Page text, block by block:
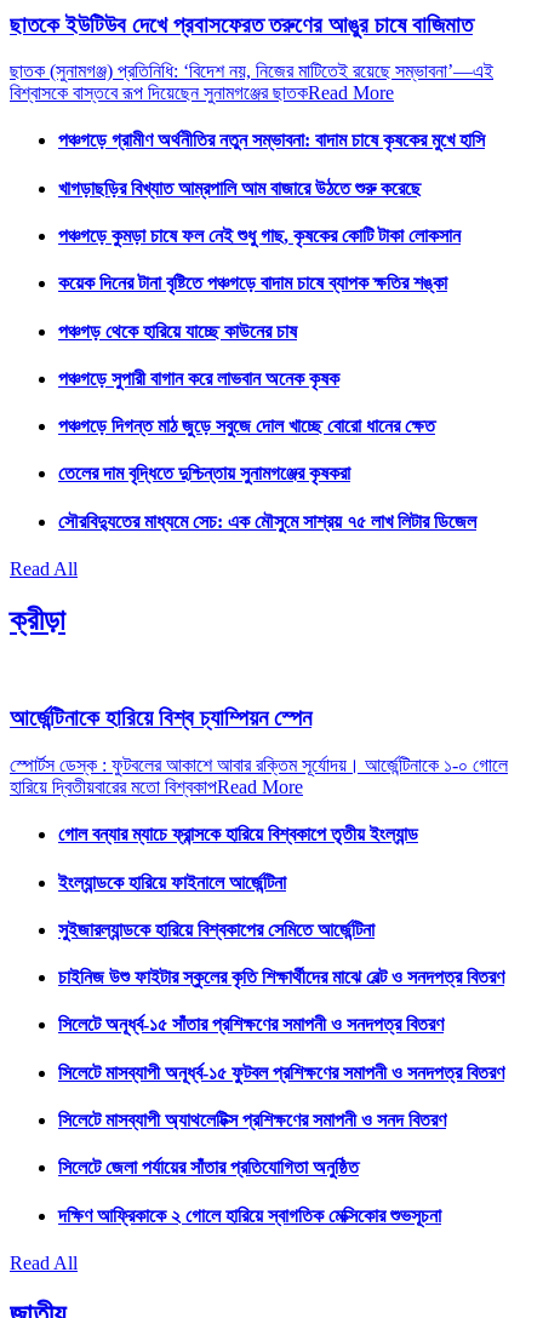
ছাতকে ইউটিউব দেখে প্রবাসফেরত তরুণের আঙুর চাষে বাজিমাত
ছাতক (সুনামগঞ্জ) প্রতিনিধি: ‘বিদেশ নয়, নিজের মাটিতেই রয়েছে সম্ভাবনা’—এই
বিশ্বাসকে বাস্তবে রূপ দিয়েছেন সুনামগঞ্জের ছাতকRead More
পঞ্চগড়ে গ্রামীণ অর্থনীতির নতুন সম্ভাবনা: বাদাম চাষে কৃষকের মুখে হাসি
খাগড়াছড়ির বিখ্যাত আম্রপালি আম বাজারে উঠতে শুরু করেছে
পঞ্চগড়ে কুমড়া চাষে ফল নেই শুধু গাছ, কৃষকের কোটি টাকা লোকসান
কয়েক দিনের টানা বৃষ্টিতে পঞ্চগড়ে বাদাম চাষে ব্যাপক ক্ষতির শঙ্কা
পঞ্চগড় থেকে হারিয়ে যাচ্ছে কাউনের চাষ
পঞ্চগড়ে সুপারী বাগান করে লাভবান অনেক কৃষক
পঞ্চগড়ে দিগন্ত মাঠ জুড়ে সবুজে দোল খাচ্ছে বোরো ধানের ক্ষেত
তেলের দাম বৃদ্ধিতে দুশ্চিন্তায় সুনামগঞ্জের কৃষকরা
সৌরবিদ্যুতের মাধ্যমে সেচ: এক মৌসুমে সাশ্রয় ৭৫ লাখ লিটার ডিজেল
Read All
ক্রীড়া
আর্জেন্টিনাকে হারিয়ে বিশ্ব চ্যাম্পিয়ন স্পেন
স্পোর্টস ডেস্ক : ফুটবলের আকাশে আবার রক্তিম সূর্যোদয়। আর্জেন্টিনাকে ১-০ গোলে
হারিয়ে দ্বিতীয়বারের মতো বিশ্বকাপRead More
গোল বন্যার ম্যাচে ফ্রান্সকে হারিয়ে বিশ্বকাপে তৃতীয় ইংল্যান্ড
ইংল্যান্ডকে হারিয়ে ফাইনালে আর্জেন্টিনা
সুইজারল্যান্ডকে হারিয়ে বিশ্বকাপের সেমিতে আর্জেন্টিনা
চাইনিজ উশু ফাইটার স্কুলের কৃতি শিক্ষার্থীদের মাঝে বেল্ট ও সনদপত্র বিতরণ
সিলেটে অনূর্ধ্ব-১৫ সাঁতার প্রশিক্ষণের সমাপনী ও সনদপত্র বিতরণ
সিলেটে মাসব্যাপী অনূর্ধ্ব-১৫ ফুটবল প্রশিক্ষণের সমাপনী ও সনদপত্র বিতরণ
সিলেটে মাসব্যাপী অ্যাথলেটিক্স প্রশিক্ষণের সমাপনী ও সনদ বিতরণ
সিলেটে জেলা পর্যায়ের সাঁতার প্রতিযোগিতা অনুষ্ঠিত
দক্ষিণ আফ্রিকাকে ২ গোলে হারিয়ে স্বাগতিক মেক্সিকোর শুভসূচনা
Read All